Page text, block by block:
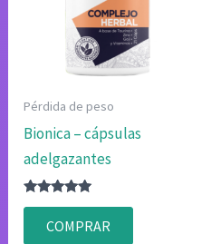
Pérdida de peso
Bionica – cápsulas
adelgazantes
Valorado
4.83COMPRAR